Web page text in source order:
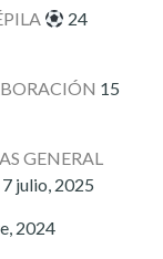
24
15
GENERAL
7 julio, 2025
2024